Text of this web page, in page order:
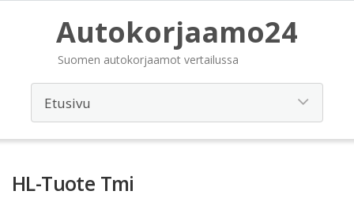
Autokorjaamo24
Suomen autokorjaamot vertailussa
HL-Tuote Tmi